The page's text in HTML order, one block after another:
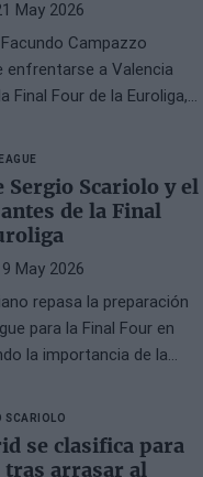
May 2026
Campazzo
enfrentarse a Valencia
Final Four de la Euroliga,
Sergio Scariolo y el
de la Final
May 2026
repasa la preparación
para la Final Four en
la importancia de la
SCARIOLO
se clasifica para
tras arrasar al